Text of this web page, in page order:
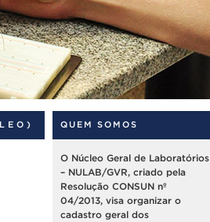
QUEM SOMOS
O Núcleo Geral de Laboratórios
– NULAB/GVR, criado pela
Resolução CONSUN nº
04/2013, visa organizar o
cadastro geral dos